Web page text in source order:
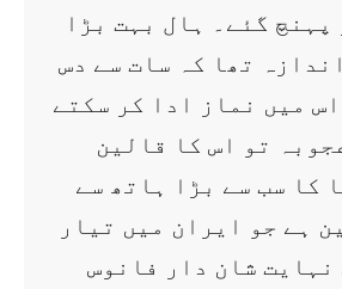
پہنچ گئے۔ ہال بہت بڑا
تھا کہ سات سے دس
میں نماز ادا کر سکتے
تو اس کا قالین
کا سب سے بڑا ہاتھ سے
ہے جو ایران میں تیار
نہایت شان دار فانوس